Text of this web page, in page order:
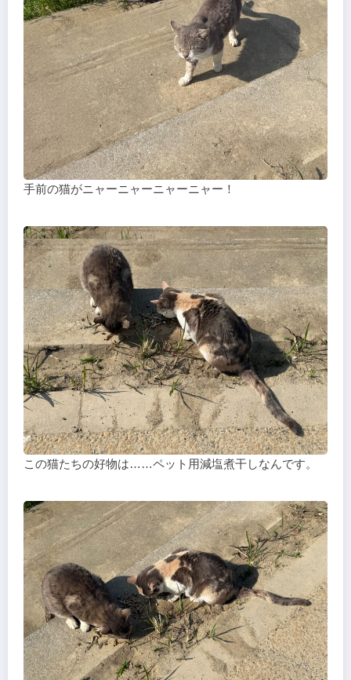
手前の猫がニャーニャーニャーニャー！
この猫たちの好物は……ペット用減塩煮干しなんです。